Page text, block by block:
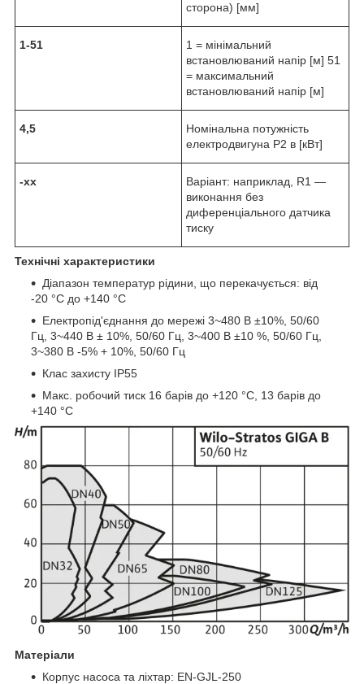
сторона) [мм]
1-51
1 = мінімальний
встановлюваний напір [м] 51
= максимальний
встановлюваний напір [м]
4,5
Номінальна потужність
електродвигуна P2 в [кВт]
-xx
Варіант: наприклад, R1 —
виконання без
диференціального датчика
тиску
Технічні характеристики
Діапазон температур рідини, що перекачується: від
-20 °C до +140 °C
Електропід'єднання до мережі 3~480 В ±10%, 50/60
Гц, 3~440 В ± 10%, 50/60 Гц, 3~400 В ±10 %, 50/60 Гц,
3~380 В -5% + 10%, 50/60 Гц
Клас захисту IP55
Макс. робочий тиск 16 барів до +120 °C, 13 барів до
+140 °C
Матеріали
Корпус насоса та ліхтар: EN-GJL-250